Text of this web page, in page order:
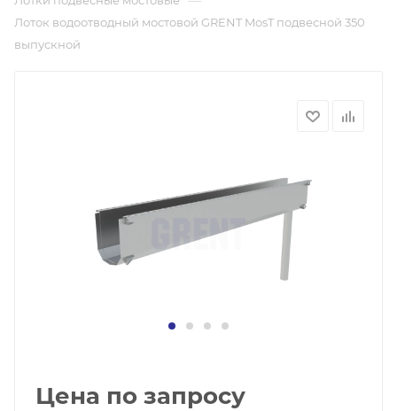
Лоток водоотводный мостовой GRENT MosT подвесной 350
выпускной
Цена по запросу